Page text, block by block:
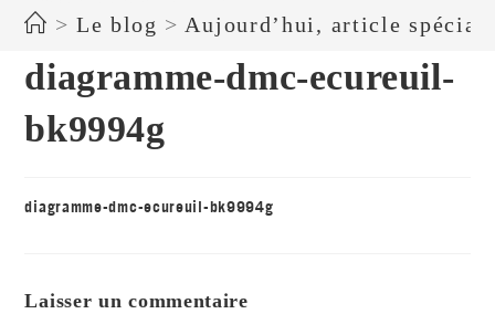
> Le blog > Aujourd’hui, article spécial
diagramme-dmc-ecureuil-
bk9994g
diagramme-dmc-ecureuil-bk9994g
Laisser un commentaire